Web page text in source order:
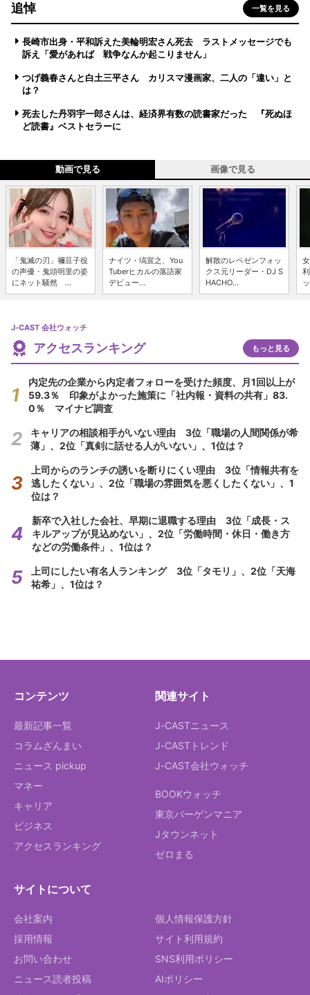
追悼 一覧を見る
長崎市出身・平和訴えた美輪明宏さん死去 ラストメッセージでも
訴え「愛があれば 戦争なんか起こりません」
つげ義春さんと白土三平さん カリスマ漫画家、二人の「違い」と
は？
死去した丹羽宇一郎さんは、経済界有数の読書家だった 『死ぬほ
ど読書』ベストセラーに
動画で見る 画像で見る
「鬼滅の刃」禰豆子役
の声優・鬼頭明里の姿
にネット騒然 ...
ナイツ・塙宣之、You
Tuberヒカルの落語家
デビュー...
解散のレペゼンフォッ
クス元リーダー・DJ S
HACHO...
J-CAST 会社ウォッチ
アクセスランキング もっと見る
内定先の企業から内定者フォローを受けた頻度、月1回以上が
59.3％ 印象がよかった施策に「社内報・資料の共有」83.
0％ マイナビ調査
キャリアの相談相手がいない理由 3位「職場の人間関係が希
薄」、2位「真剣に話せる人がいない」、1位は？
上司からのランチの誘いを断りにくい理由 3位「情報共有を
逃したくない」、2位「職場の雰囲気を悪くしたくない」、1
位は？
新卒で入社した会社、早期に退職する理由 3位「成長・ス
キルアップが見込めない」、2位「労働時間・休日・働き方
などの労働条件」、1位は？
上司にしたい有名人ランキング 3位「タモリ」、2位「天海
祐希」、1位は？
コンテンツ
最新記事一覧
コラムざんまい
ニュース pickup
マネー
キャリア
ビジネス
アクセスランキング
関連サイト
J-CASTニュース
J-CASTトレンド
J-CAST会社ウォッチ
BOOKウォッチ
東京バーゲンマニア
Jタウンネット
ゼロまる
サイトについて
会社案内
採用情報
お問い合わせ
ニュース読者投稿
個人情報保護方針
サイト利用規約
SNS利用ポリシー
AIポリシー